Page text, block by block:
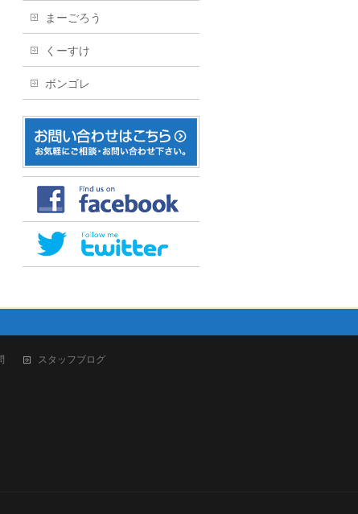
まーごろう
くーすけ
ボンゴレ
スタッフブログ